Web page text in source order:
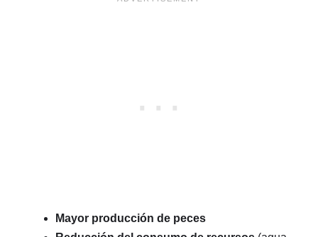
Mayor producción de peces